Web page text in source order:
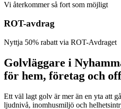
Vi återkommer så fort som möjligt
ROT-avdrag
Nyttja 50% rabatt via ROT-Avdraget
Golvläggare i
för hem, företag och
Ett väl lagt golv är mer än en yta att
ljudnivå, inomhusmiljö och